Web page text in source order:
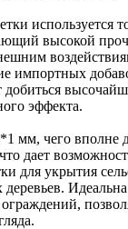
используется
высокой
импортных
эффекта.
мм, чего вполне
дает
для укрытия
ограждений,